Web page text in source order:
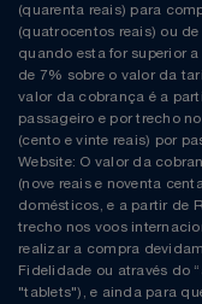
(quarenta reais) para
(quatrocentos reais) ou
quando esta for superior
de 7% sobre o valor da
valor da cobrança é a
passageiro e por trecho
(cento e vinte reais) por
Website: O valor da
(nove reais e noventa
domésticos, e a partir de
trecho nos voos
realizar a compra
Fidelidade ou através do
"tablets"), e ainda para